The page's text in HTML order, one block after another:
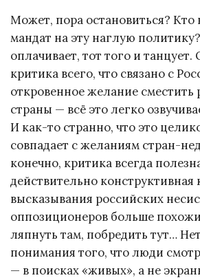
Может, пора остановиться? Кто
мандат на эту наглую
оплачивает, тот того и танцует.
критика всего, что связано с
откровенное желание сместить
страны — всё это легко
И как-то странно, что это
совпадает с желаниям стран-
конечно, критика всегда
действительно конструктивная
высказывания российских
оппозиционеров больше
ляпнуть там, побредить тут…
понимания того, что люди
— в поисках «живых», а не